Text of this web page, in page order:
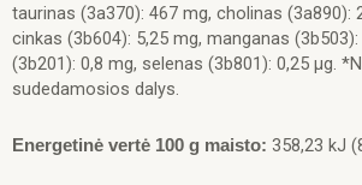
taurinas (3а370): 467 mg, cholinas (3а890):
cinkas (3b604): 5,25 mg, manganas
(3b201): 0,8 mg, selenas (3b801): 0,25 μg.
sudedamosios dalys.
Energetinė vertė 100 g maisto: 358,23 kJ